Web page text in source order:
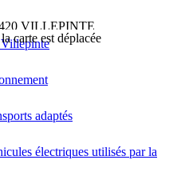
adaptés
électriques utilisés par la
VILLEPINTE
carte est déplacée